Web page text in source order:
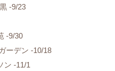
-9/23
-9/30
ーデン -10/18
ン -11/1